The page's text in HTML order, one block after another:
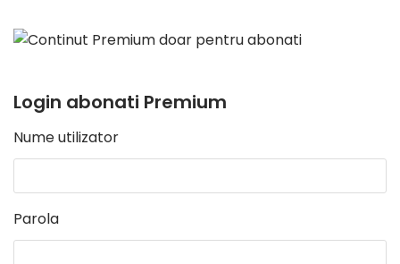
Login abonati Premium
Nume utilizator
Parola